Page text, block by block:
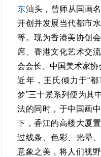
东汕头，曾师从国画
开创并发展当代都市
等。现为香港美协创
席、香港文化艺术交
会会长、中国美术家协
近年，王氏倾力于“
梦”三十景系列便为其
法的同时，于中国画
下，香江的高楼大厦
过线条、色彩、光晕
意象之美，将人们视